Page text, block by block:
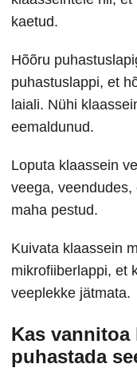
kaetud.
Hõõru
puhastuslappi, et
laiali. Nühi
eemaldunud.
Loputa klaassein
veega,
maha pestud.
Kuivata klaassein
mikrofiiberlappi, et
veeplekke jätmata.
Kas vannitoa
puhastada